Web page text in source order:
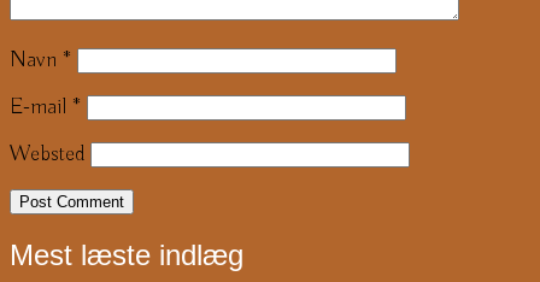
Navn *
E-mail *
Websted
Mest læste indlæg